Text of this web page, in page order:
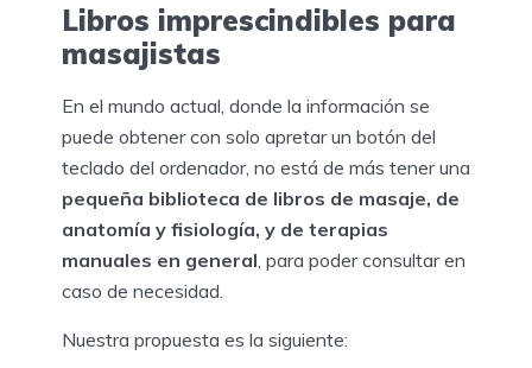
Libros imprescindibles para
masajistas
En el mundo actual, donde la información se
puede obtener con solo apretar un botón del
teclado del ordenador, no está de más tener una
pequeña biblioteca de libros de masaje, de
anatomía y fisiología, y de terapias
manuales en general , para poder consultar en
caso de necesidad.
Nuestra propuesta es la siguiente: